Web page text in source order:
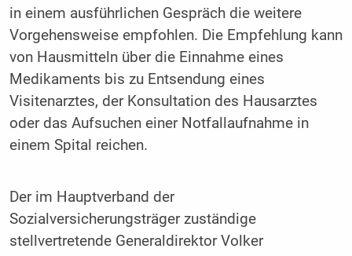
in einem ausführlichen Gespräch die weitere
Vorgehensweise empfohlen. Die Empfehlung kann
von Hausmitteln über die Einnahme eines
Medikaments bis zu Entsendung eines
Visitenarztes, der Konsultation des Hausarztes
oder das Aufsuchen einer Notfallaufnahme in
einem Spital reichen.
Der im Hauptverband der
Sozialversicherungsträger zuständige
stellvertretende Generaldirektor Volker